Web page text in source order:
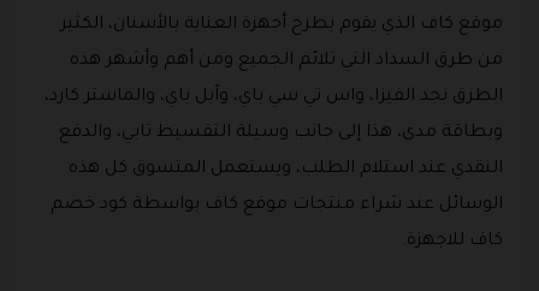
موقع كاف الذي يقوم بطرح أجهزة العناية بالأسنان، الكثير
من طرق السداد التي تلائم الجميع ومن أهم وأشهر هذه
الطرق نجد الفيزا، واس تي سي باي، وآبل باي، والماستر كارد،
وبطاقة مدى، هذا إلى جانب وسيلة التقسيط تابي، والدفع
النقدي عند استلام الطلب، ويستعمل المتسوق كل هذه
الوسائل عند شراء منتجات موقع كاف بواسطة كود خصم
كاف للاجهزة.